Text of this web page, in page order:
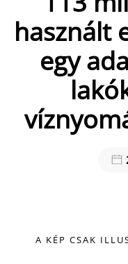
használt
egy
A KÉP CSAK